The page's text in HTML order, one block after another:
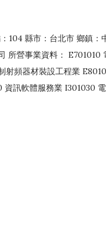
104 縣市：台北市 鄉鎮
所營事業資料： E701010
射頻器材裝設工程業
訊軟體服務業 I301030
零售業 F401171 酒類輸入業